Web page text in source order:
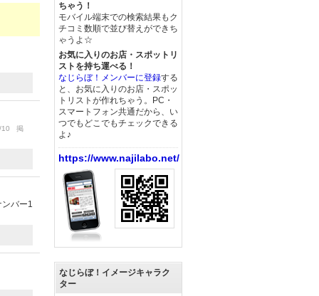
10 掲
バー1
ちゃう！
モバイル端末での検索結果もク
チコミ数順で並び替えができち
ゃうよ☆
お気に入りのお店・スポットリ
ストを持ち運べる！
なじらぼ！メンバーに登録する
と、お気に入りのお店・スポッ
トリストが作れちゃう。PC・
スマートフォン共通だから、い
つでもどこでもチェックできる
よ♪
https://www.najilabo.net/
なじらぼ！イメージキャラク
ター